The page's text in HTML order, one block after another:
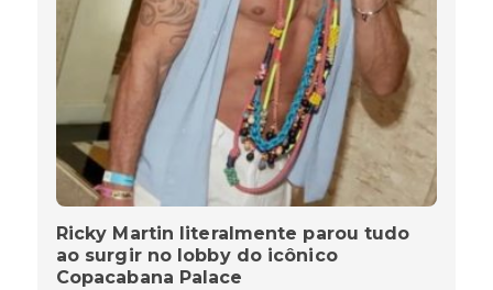
Ricky Martin literalmente parou tudo
ao surgir no lobby do icônico
Copacabana Palace